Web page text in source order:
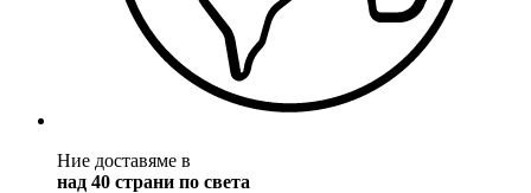
Ние доставяме в
над 40 страни по света